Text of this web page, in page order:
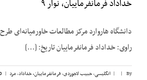
خداداد فرمانفرماییان، نوار ۹
دانشگاه هاروارد مرکز مطالعات خاورمیانه‌ای
راوی: خداداد فرمانفرماییان تاریخ: [...]
By
|
| انگلیسی,حبیب لاجوردی,فرمانفرماییان، خداداد,مرد |